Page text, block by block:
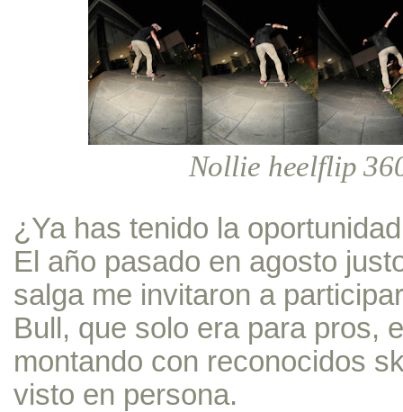
Nollie heelflip
¿Ya has tenido la
El año pasado en agosto
salga me invitaron a
Bull, que solo era para pros,
montando con reconocidos
visto en persona.